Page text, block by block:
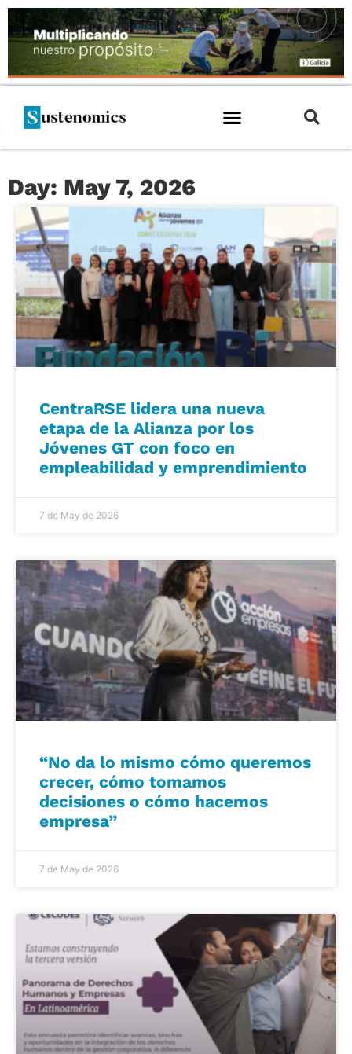
Day: May 7, 2026
CentraRSE lidera una nueva
etapa de la Alianza por los
Jóvenes GT con foco en
empleabilidad y emprendimiento
7 de May de 2026
“No da lo mismo cómo queremos
crecer, cómo tomamos
decisiones o cómo hacemos
empresa”
7 de May de 2026